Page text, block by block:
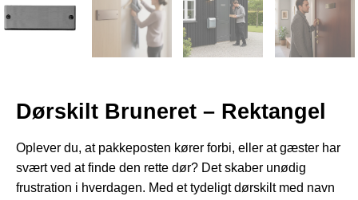
Dørskilt Bruneret – Rektangel
Oplever du, at pakkeposten kører forbi, eller at gæster har
svært ved at finde den rette dør? Det skaber unødig
frustration i hverdagen. Med et tydeligt dørskilt med navn